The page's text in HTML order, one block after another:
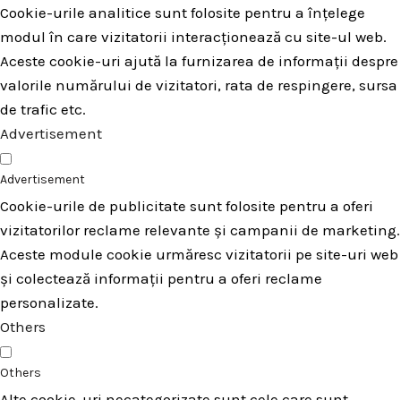
Cookie-urile analitice sunt folosite pentru a înțelege
modul în care vizitatorii interacționează cu site-ul web.
Aceste cookie-uri ajută la furnizarea de informații despre
valorile numărului de vizitatori, rata de respingere, sursa
de trafic etc.
Advertisement
Advertisement
Cookie-urile de publicitate sunt folosite pentru a oferi
vizitatorilor reclame relevante și campanii de marketing.
Aceste module cookie urmăresc vizitatorii pe site-uri web
și colectează informații pentru a oferi reclame
personalizate.
Others
Others